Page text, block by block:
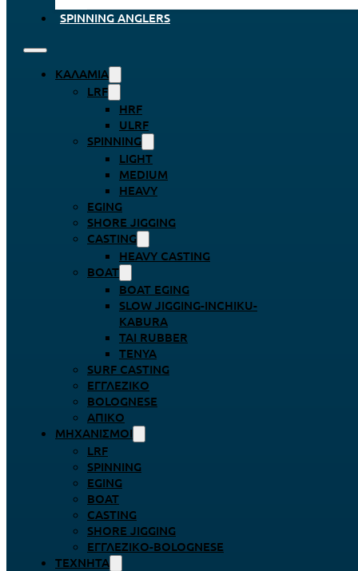
SPINNING ANGLERS
ΚΑΛΆΜΙΑ
LRF
HRF
ULRF
SPINNING
LIGHT
MEDIUM
HEAVY
EGING
SHORE JIGGING
CASTING
HEAVY CASTING
BOAT
BOAT EGING
SLOW JIGGING-INCHIKU-
KABURA
TAI RUBBER
TENYA
SURF CASTING
ΕΓΓΛΈΖΙΚΟ
BOLOGNESE
ΑΠΊΚΟ
ΜΗΧΑΝΙΣΜΟΊ
LRF
SPINNING
EGING
BOAT
CASTING
SHORE JIGGING
ΕΓΓΛΈΖΙΚΟ-BOLOGNESE
ΤΕΧΝΗΤΆ